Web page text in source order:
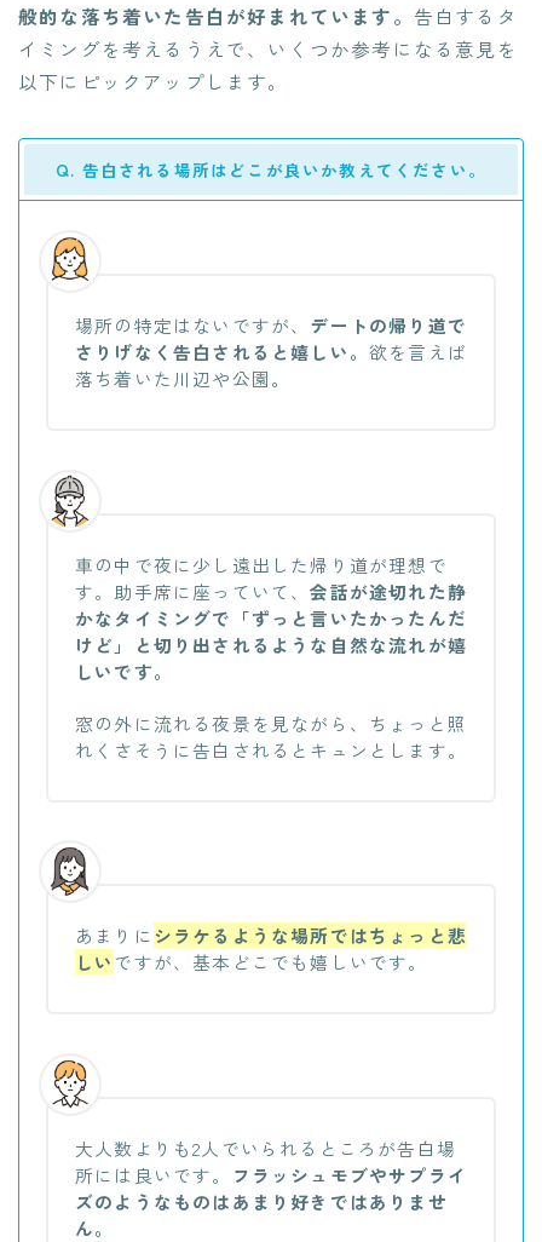
般的な落ち着いた告白が好まれています。 告白するタ
イミングを考えるうえで、いくつか参考になる意見を
以下にピックアップします。
Q. 告白される場所はどこが良いか教えてください。
場所の特定はないですが、 デートの帰り道で
さりげなく告白されると嬉しい。 欲を言えば
落ち着いた川辺や公園。
車の中で夜に少し遠出した帰り道が理想で
す。助手席に座っていて、会話が途切れた静
かなタイミングで「ずっと言いたかったんだ
けど」と切り出されるような自然な流れが嬉
しいです。
窓の外に流れる夜景を見ながら、ちょっと照
れくさそうに告白されるとキュンとします。
あまりにシラケるような場所ではちょっと悲
しいですが、基本どこでも嬉しいです。
大人数よりも2人でいられるところが告白場
所には良いです。
フラッシュモブやサプライ
ズのようなものはあまり好きではありませ
ん。